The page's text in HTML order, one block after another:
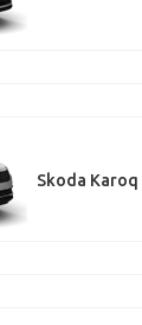
Skoda Karoq